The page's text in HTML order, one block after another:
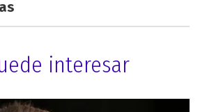
interesar